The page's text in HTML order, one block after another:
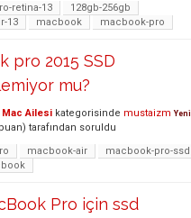
retina-13
128gb-256gb
13
macbook macbook-pro
pro 2015 SSD
mu?
Mac Ailesi kategorisinde mustaizm Yeni
puan) tarafından soruldu
macbook-air
macbook-pro-ssd
Pro için ssd